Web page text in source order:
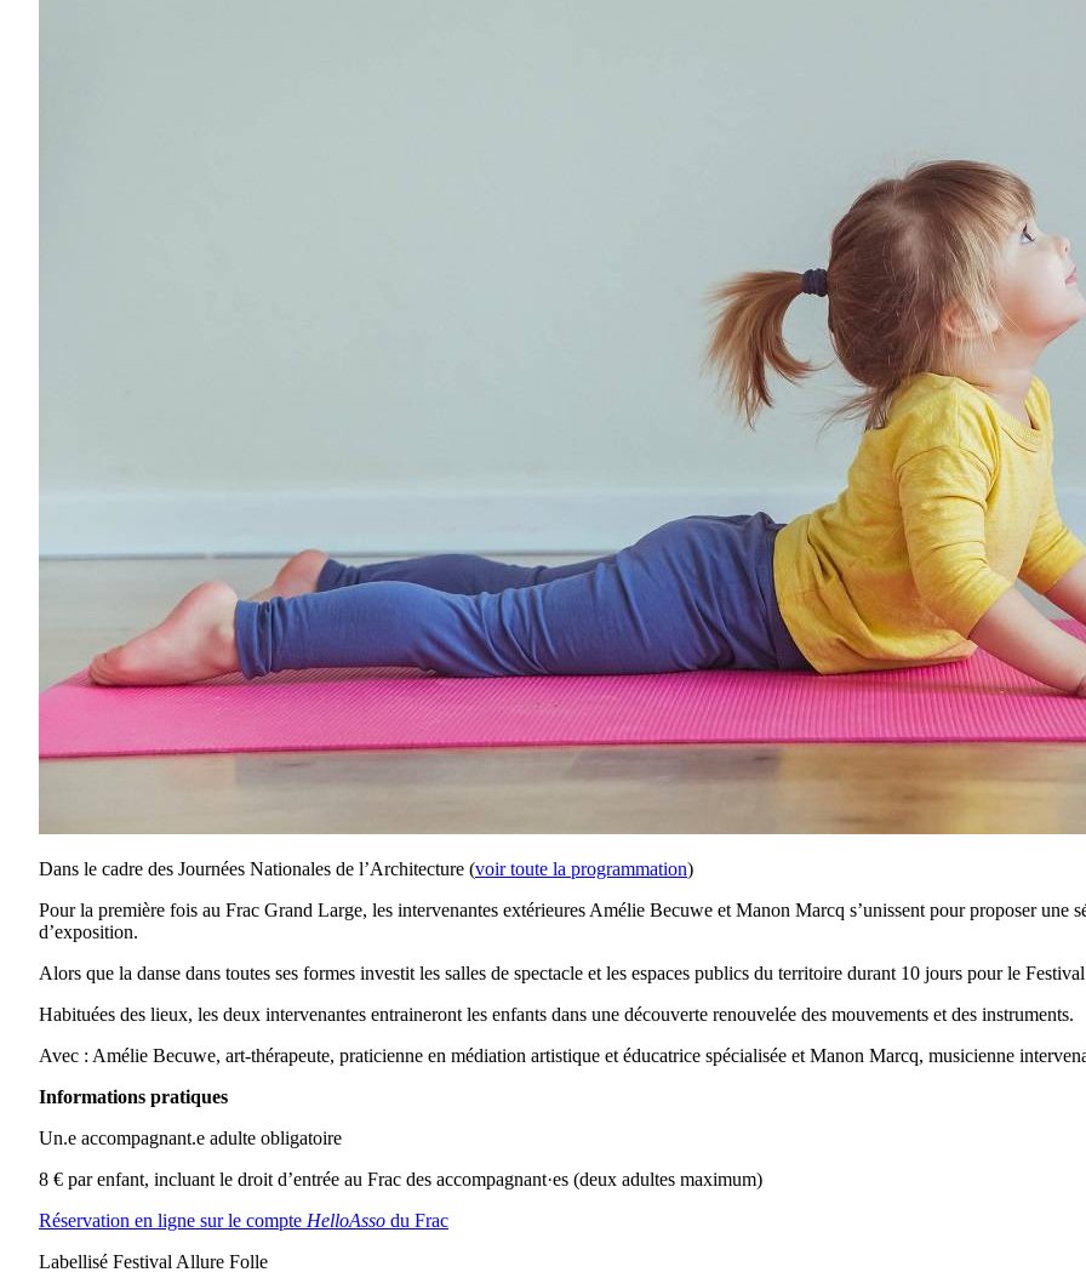
Dans le cadre des Journées Nationales de l’Architecture (voir toute la programmation)
Pour la première fois au Frac Grand Large, les intervenantes extérieures Amélie Becuwe et Manon Marcq s’unissent pour proposer une
d’exposition.
Alors que la danse dans toutes ses formes investit les salles de spectacle et les espaces publics du territoire durant 10 jours pour le
Habituées des lieux, les deux intervenantes entraineront les enfants dans une découverte renouvelée des mouvements et des instruments.
Avec : Amélie Becuwe, art-thérapeute, praticienne en médiation artistique et éducatrice spécialisée et Manon Marcq, musicienne
Informations pratiques
Un.e accompagnant.e adulte obligatoire
8 € par enfant, incluant le droit d’entrée au Frac des accompagnant·es (deux adultes maximum)
Réservation en ligne sur le compte HelloAsso du Frac
Labellisé Festival Allure Folle